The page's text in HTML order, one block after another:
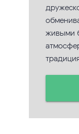
живыми